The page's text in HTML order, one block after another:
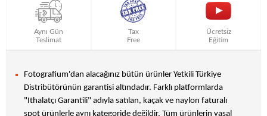
Aynı Gün
Teslimat
Tax
Free
Ücretsiz
Eğitim
Fotografium'dan alacağınız bütün ürünler Yetkili Türkiye
Distribütörünün garantisi altındadır. Farklı platformlarda
"Ithalatçı Garantili" adıyla satılan, kaçak ve naylon faturalı
spot ürünlerle aynı kategoride değildir. Tüm ürünlerin yasal